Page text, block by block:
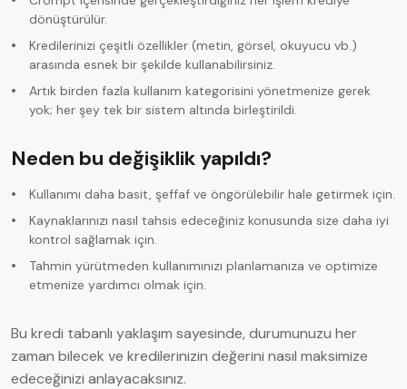
dönüştürülür.
Kredilerinizi çeşitli özellikler (metin, görsel, okuyucu vb.)
arasında esnek bir şekilde kullanabilirsiniz.
Artık birden fazla kullanım kategorisini yönetmenize gerek
yok; her şey tek bir sistem altında birleştirildi.
Neden bu değişiklik yapıldı?
Kullanımı daha basit, şeffaf ve öngörülebilir hale getirmek için.
Kaynaklarınızı nasıl tahsis edeceğiniz konusunda size daha iyi
kontrol sağlamak için.
Tahmin yürütmeden kullanımınızı planlamanıza ve optimize
etmenize yardımcı olmak için.
Bu kredi tabanlı yaklaşım sayesinde, durumunuzu her
zaman bilecek ve kredilerinizin değerini nasıl maksimize
edeceğinizi anlayacaksınız.